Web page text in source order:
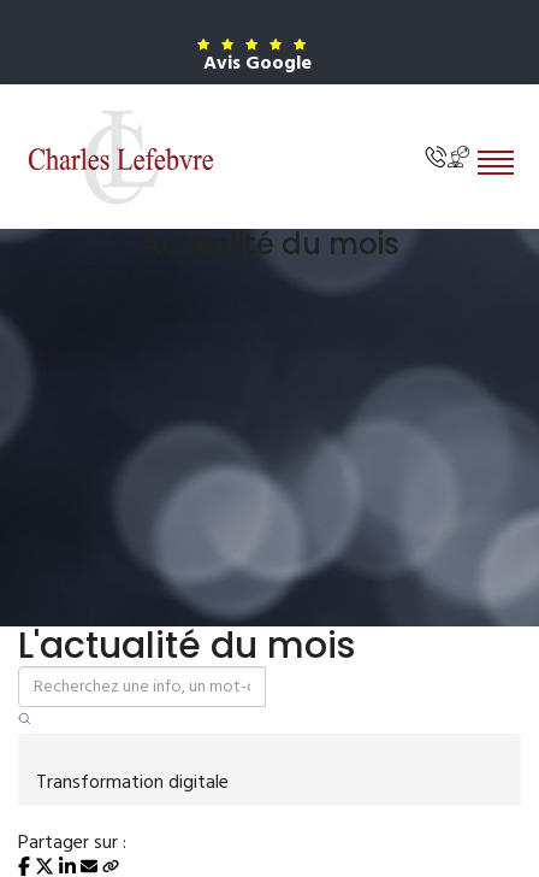
Avis Google
Actualité du mois
L'actualité du mois
Transformation digitale
Partager sur :